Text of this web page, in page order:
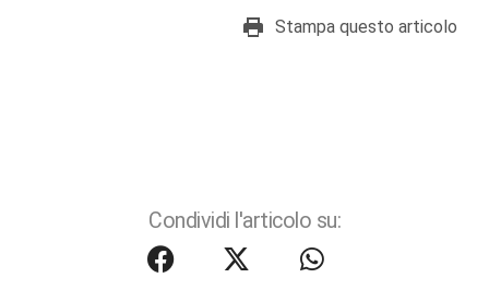
Stampa questo articolo
Condividi l'articolo su: